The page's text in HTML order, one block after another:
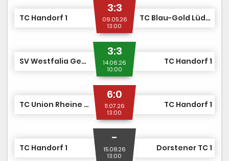
TC Handorf 1
3:3
09.05.26
13:00
TC Blau-Gold Lüdinghausen 1
SV Westfalia Gemen 1
3:3
14.06.26
10:00
TC Handorf 1
TC Union Rheine e.V. 1
6:0
11.07.26
13:00
TC Handorf 1
TC Handorf 1
-
15.08.26
13:00
Dorstener TC 1